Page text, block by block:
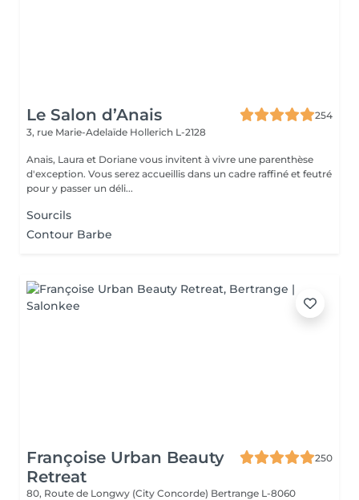
Le Salon d’Anais
254
3, rue Marie-Adelaïde Hollerich L-2128
Anais, Laura et Doriane vous invitent à vivre une parenthèse
d'exception. Vous serez accueillis dans un cadre raffiné et feutré
pour y passer un déli...
Sourcils
Contour Barbe
Françoise Urban Beauty
Retreat
250
80, Route de Longwy (City Concorde) Bertrange L-8060